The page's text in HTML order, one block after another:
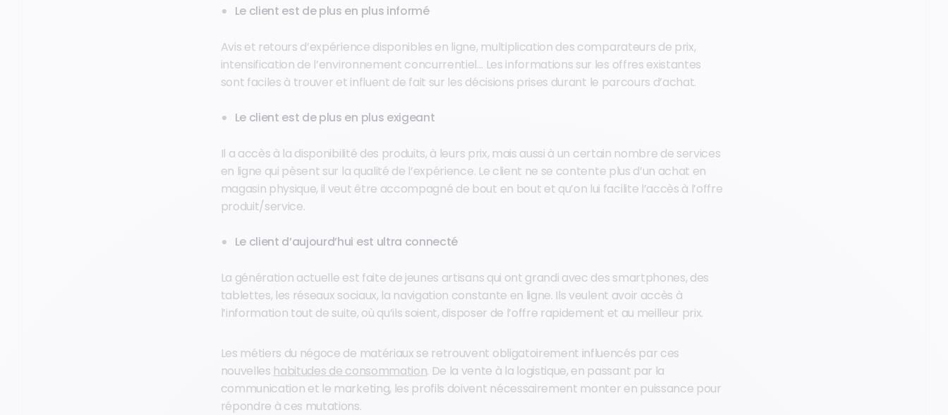
Le client est de plus en plus informé
Avis et retours d’expérience disponibles en ligne, multiplication des comparateurs de prix,
intensification de l’environnement concurrentiel… Les informations sur les offres existantes
sont faciles à trouver et influent de fait sur les décisions prises durant le parcours d’achat.
Le client est de plus en plus exigeant
Il a accès à la disponibilité des produits, à leurs prix, mais aussi à un certain nombre de services
en ligne qui pèsent sur la qualité de l’expérience. Le client ne se contente plus d’un achat en
magasin physique, il veut être accompagné de bout en bout et qu’on lui facilite l’accès à l’offre
produit/service.
Le client d’aujourd’hui est ultra connecté
La génération actuelle est faite de jeunes artisans qui ont grandi avec des smartphones, des
tablettes, les réseaux sociaux, la navigation constante en ligne. Ils veulent avoir accès à
l’information tout de suite, où qu’ils soient, disposer de l’offre rapidement et au meilleur prix.
Les métiers du négoce de matériaux se retrouvent obligatoirement influencés par ces
nouvelles habitudes de consommation. De la vente à la logistique, en passant par la
communication et le marketing, les profils doivent nécessairement monter en puissance pour
répondre à ces mutations.